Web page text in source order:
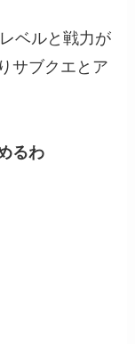
ベルと戦力が
サブクエとア
るわ